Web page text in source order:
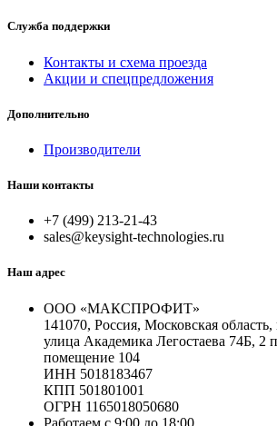
Служба поддержки
Контакты и схема проезда
Акции и спецпредложения
Дополнительно
Производители
Наши контакты
+7 (499) 213-21-43
sales@keysight-technologies.ru
Наш адрес
ООО «МАКСПРОФИТ»
141070, Россия, Московская
улица Академика Легостаева 74Б, 2
помещение 104
ИНН 5018183467
КПП 501801001
ОГРН 1165018050680
Работаем с 9:00 до 18:00